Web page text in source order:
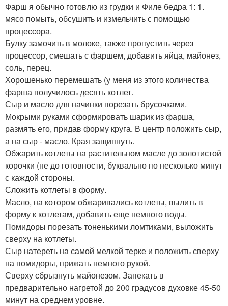
Фарш я обычно готовлю из грудки и Филе бедра 1: 1.
мясо помыть, обсушить и измельчить с помощью
процессора.
Булку замочить в молоке, также пропустить через
процессор, смешать с фаршем, добавить яйца, майонез,
соль, перец.
Хорошенько перемешать (у меня из этого количества
фарша получилось десять котлет.
Сыр и масло для начинки порезать брусочками.
Мокрыми руками сформировать шарик из фарша,
размять его, придав форму круга. В центр положить сыр,
а на сыр - масло. Края защипнуть.
Обжарить котлеты на растительном масле до золотистой
корочки (не до готовности, буквально по несколько минут
с каждой стороны.
Сложить котлеты в форму.
Масло, на котором обжаривались котлеты, вылить в
форму к котлетам, добавить ещe немного воды.
Помидоры порезать тоненькими ломтиками, выложить
сверху на котлеты.
Сыр натереть на самой мелкой тeрке и положить сверху
на помидоры, прижать немного рукой.
Сверху сбрызнуть майонезом. Запекать в
предварительно нагретой до 200 градусов духовке 45-50
минут на среднем уровне.